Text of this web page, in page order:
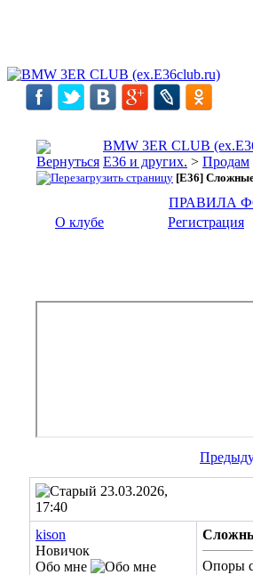
BMW 3ER CLUB
E36 и других. > Продам
[E36]
ПРАВИЛА
О клубе
Регистрация
23.03.2026,
17:40
kison
Новичок
Обо мне
Опоры